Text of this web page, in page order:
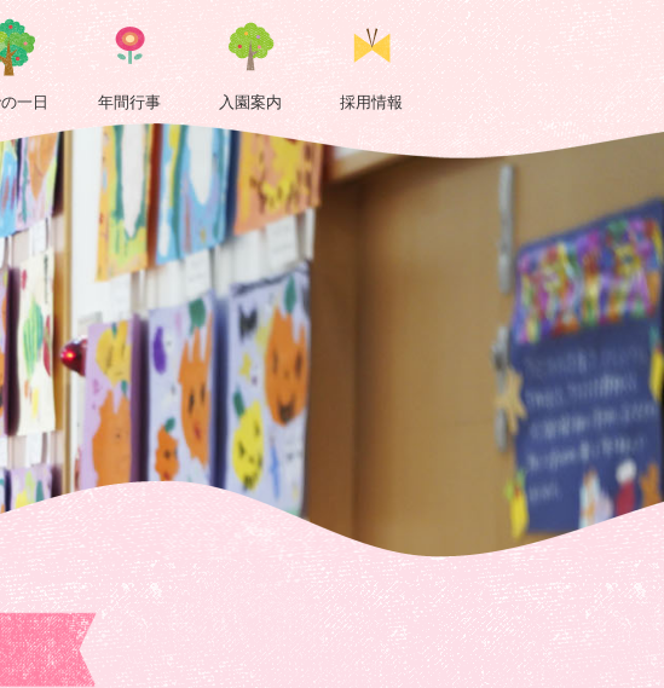
一日 年間行事 入園案内 採用情報